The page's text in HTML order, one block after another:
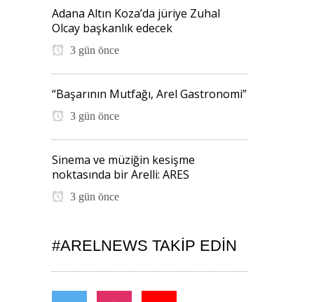
Adana Altın Koza’da jüriye Zuhal
Olcay başkanlık edecek
3 gün önce
“Başarının Mutfağı, Arel Gastronomi”
3 gün önce
Sinema ve müziğin kesişme
noktasında bir Arelli: ARES
3 gün önce
#ARELNEWS TAKIP EDIN